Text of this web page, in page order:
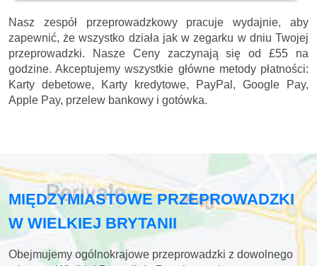
Nasz zespół przeprowadzkowy pracuje wydajnie, aby
zapewnić, że wszystko działa jak w zegarku w dniu Twojej
przeprowadzki. Nasze Ceny zaczynają się od £55 na
godzine. Akceptujemy wszystkie główne metody płatności:
Karty debetowe, Karty kredytowe, PayPal, Google Pay,
Apple Pay, przelew bankowy i gotówka.
MIĘDZYMIASTOWE PRZEPROWADZKI
W WIELKIEJ BRYTANII
Obejmujemy ogólnokrajowe przeprowadzki z dowolnego